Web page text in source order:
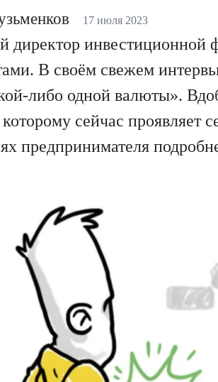
17 июля 2023
директор инвестиционной
В своём свежем
либо одной валюты».
сейчас проявляет
предпринимателя